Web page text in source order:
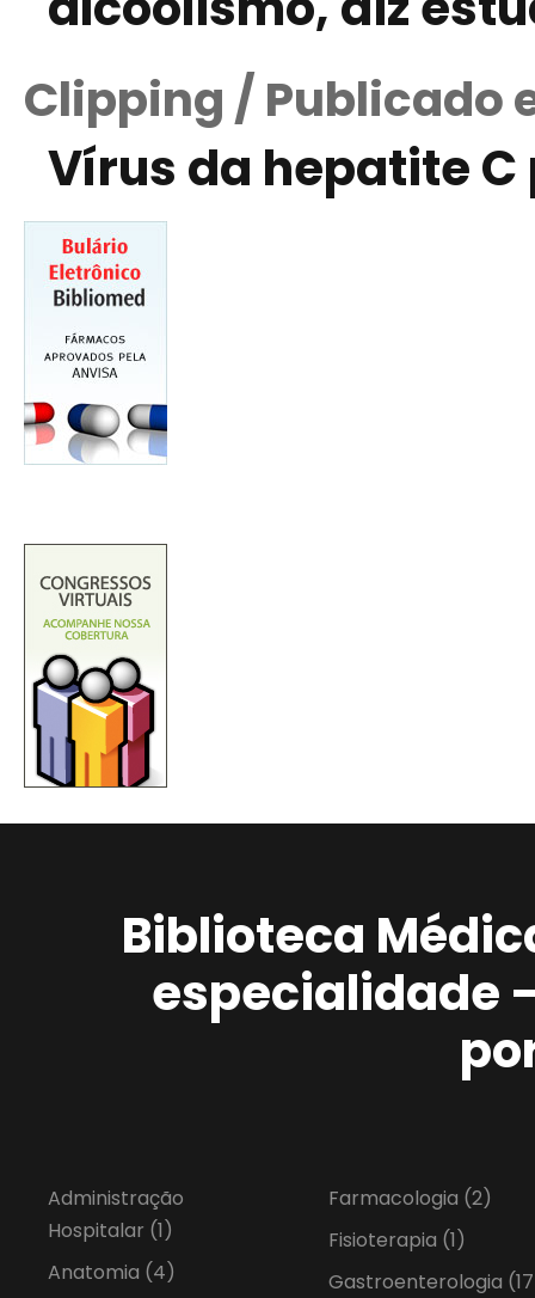
Clipping / Publicado
Vírus da hepatite
Biblioteca
especialidade
Administração
Hospitalar (1)
Anatomia (4)
Farmacologia (2)
Fisioterapia (1)
Gastroenterologia